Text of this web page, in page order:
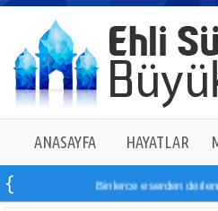
ANASAYFA HAYATLAR
Binlerce eserden